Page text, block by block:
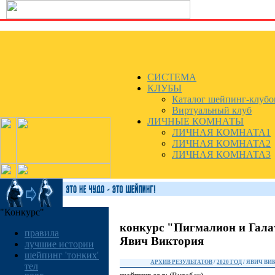
СИСТЕМА
КЛУБЫ
Каталог шейпинг-
Виртуальный клуб
ЛИЧНЫЕ КОМНАТЫ
ЛИЧНАЯ КОМНАТА1
ЛИЧНАЯ КОМНАТА2
ЛИЧНАЯ КОМНАТА3
"Конкурс"
правила
лучшие истории
шейпинг 'тонких'
тел
конкурс "Пигмалион и
Явич Виктория
АРХИВ РЕЗУЛЬТАТОВ /2020 ГОД / ЯВИЧ